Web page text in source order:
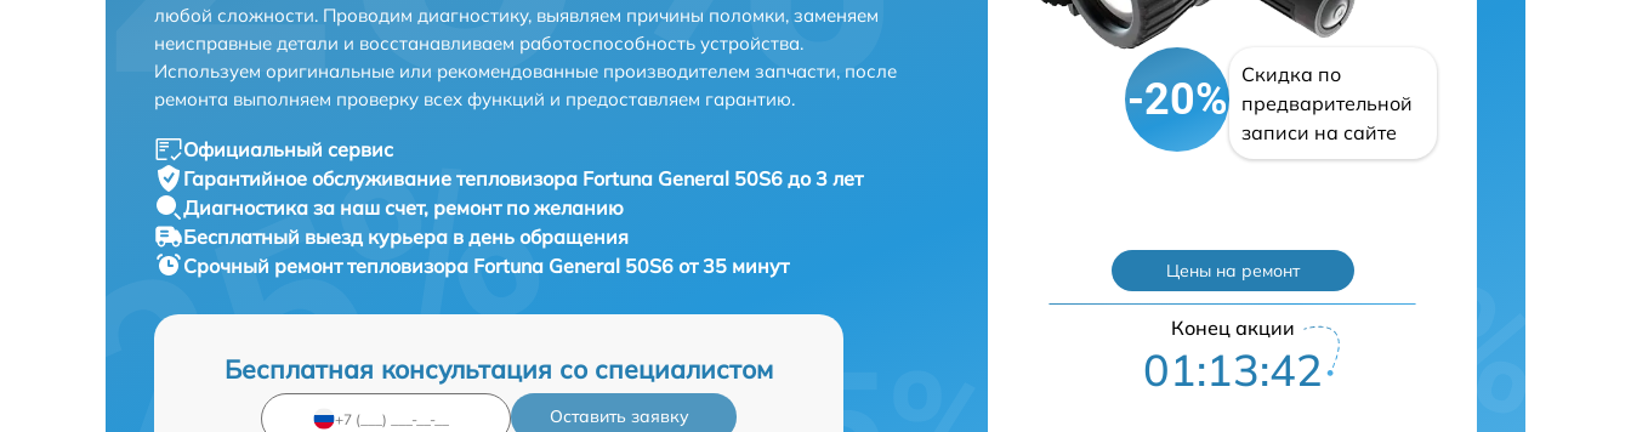
любой сложности. Проводим диагностику, выявляем причины поломки, заменяем
неисправные детали и восстанавливаем работоспособность устройства.
Используем оригинальные или рекомендованные производителем запчасти, после
ремонта выполняем проверку всех функций и предоставляем гарантию.
Официальный сервис
Гарантийное обслуживание тепловизора Fortuna General 50S6 до 3 лет
Диагностика за наш счет, ремонт по желанию
Бесплатный выезд курьера в день обращения
Срочный ремонттепловизора Fortuna General 50S6 от 35 минут
Бесплатная консультация со специалистом
Оставить заявку
-20%
Скидка по
предварительной
записи на сайте
Цены на ремонт
Конец акции
01:13:41